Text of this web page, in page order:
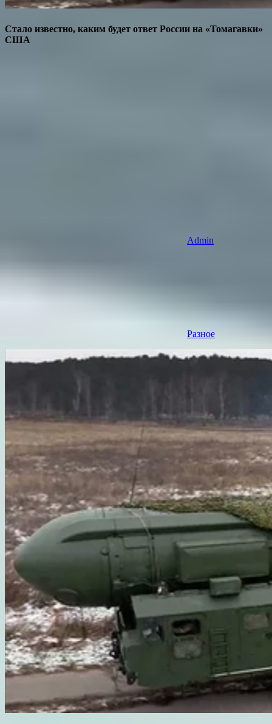
Стало известно, каким будет ответ России на «Томагавки»
США
Admin
Разное